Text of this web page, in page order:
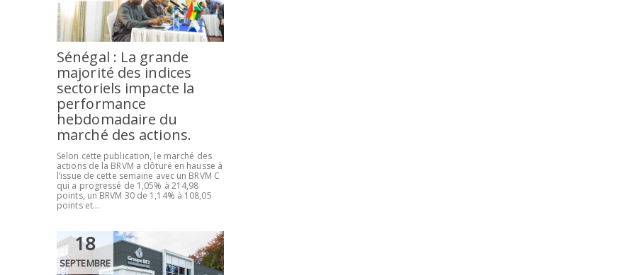
Sénégal : La grande
majorité des indices
sectoriels impacte la
performance
hebdomadaire du
marché des actions.
Selon cette publication, le marché des
actions de la BRVM a clôturé en hausse à
l’issue de cette semaine avec un BRVM C
qui a progressé de 1,05% à 214,98
points, un BRVM 30 de 1,14% à 108,05
points et...
18
SEPTEMBRE